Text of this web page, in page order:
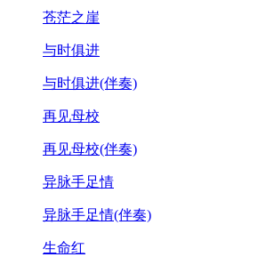
苍茫之崖
与时俱进
与时俱进(伴奏)
再见母校
再见母校(伴奏)
异脉手足情
异脉手足情(伴奏)
生命红